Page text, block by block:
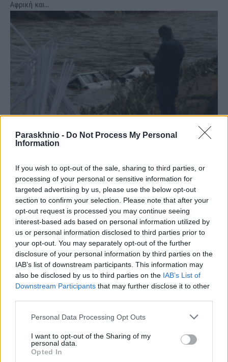
Paraskhnio - Do Not Process My Personal
Information
If you wish to opt-out of the sale, sharing to third parties, or
processing of your personal or sensitive information for
targeted advertising by us, please use the below opt-out
section to confirm your selection. Please note that after your
opt-out request is processed you may continue seeing
interest-based ads based on personal information utilized by
us or personal information disclosed to third parties prior to
your opt-out. You may separately opt-out of the further
disclosure of your personal information by third parties on the
IAB’s list of downstream participants. This information may
also be disclosed by us to third parties on the IAB’s List of
Downstream Participants that may further disclose it to other
Please note that this website/app uses one or more Google
not limited to your visit or usage behaviour. You may click to
grant or deny consent to Google and its third-party tags to
use your data for below specified purposes in below Google
Personal Data Processing Opt Outs
I want to opt-out of the Sharing of my
personal data.
Opted In
Αφρική και…
Τουλάχιστον 443 νεκροί στην Νότια Αφρική από τις
πλημμύρες
ΑΝΑΡΤΗΘΗΚΕ ΑΠΟΕΛΕΑΝΑ ΖΑΜΠΑΡΑ 17 ΑΠΡΙΛΊΟΥ 2022
Οι πλημμύρες που έπληξαν τη Νότια Αφρική προκάλεσαν 443
θανάτους, κυρίως στην περιοχή του Ντέρμπαν, μια πόλη-λιμάνι
3,5 εκατομμυρίων κατοίκων…